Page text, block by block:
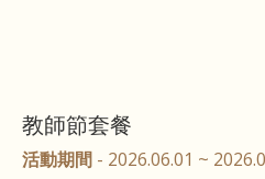
教師節套餐
活動期間 - 2026.06.01 ~